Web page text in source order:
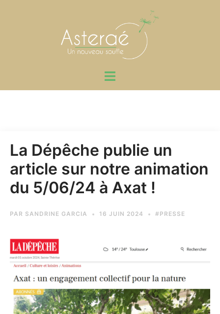
Ouvrir/fermer
La Dépêche publie un
article sur notre animation
du 5/06/24 à Axat !
PAR SANDRINE GARCIA 16 JUIN 2024 #PRESSE